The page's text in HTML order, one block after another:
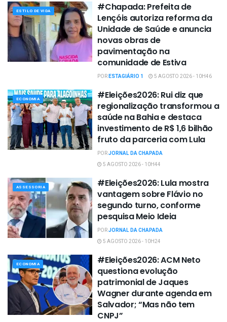
ESTILO DE VIDA
#Chapada: Prefeita de
Lençóis autoriza reforma da
Unidade de Saúde e anuncia
novas obras de
pavimentação na
comunidade de Estiva
PORESTAGIÁRIO 1 5 AGOSTO 2026 - 10H46
ECONOMIA
#Eleições2026: Rui diz que
regionalização transformou a
saúde na Bahia e destaca
investimento de R$ 1,6 bilhão
fruto da parceria com Lula
PORJORNAL DA CHAPADA
5 AGOSTO 2026 - 10H44
ASSESSORIA
#Eleições2026: Lula mostra
vantagem sobre Flávio no
segundo turno, conforme
pesquisa Meio Ideia
PORJORNAL DA CHAPADA
5 AGOSTO 2026 - 10H24
ECONOMIA
#Eleições2026: ACM Neto
questiona evolução
patrimonial de Jaques
Wagner durante agenda em
Salvador; “Mas não tem
CNPJ”